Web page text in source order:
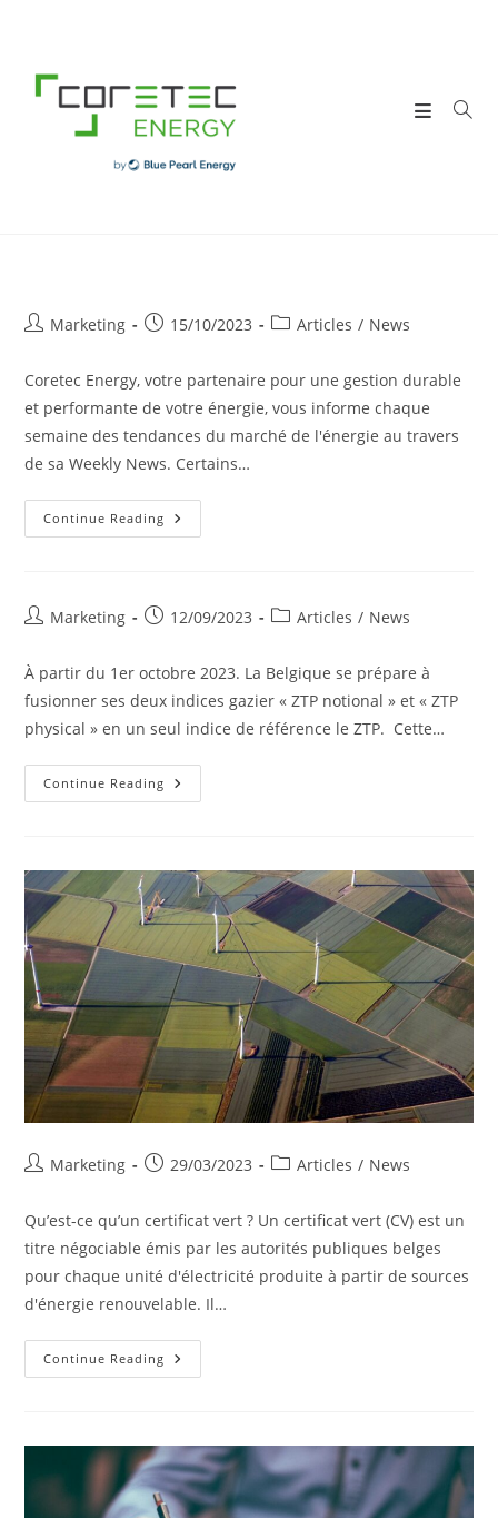
content
PostMarketing
Post15/10/2023
PostArticles / News
Coretec Energy, votre partenaire pour une gestion durable
et performante de votre énergie, vous informe chaque
semaine des tendances du marché de l'énergie au travers
de sa Weekly News. Certains…
Continue Reading Décrypter
Notre
PostMarketing
Post12/09/2023
PostArticles / News
À partir du 1er octobre 2023. La Belgique se prépare à
fusionner ses deux indices gazier « ZTP notional » et « ZTP
physical » en un seul indice de référence le ZTP. Cette…
Continue Reading Un
Indice
Marché
Belge.
PostMarketing
Post29/03/2023
PostArticles / News
Qu’est-ce qu’un certificat vert ? Un certificat vert (CV) est un
titre négociable émis par les autorités publiques belges
pour chaque unité d'électricité produite à partir de sources
d'énergie renouvelable. Il…
Continue Reading Les
Certificats
D’origine.